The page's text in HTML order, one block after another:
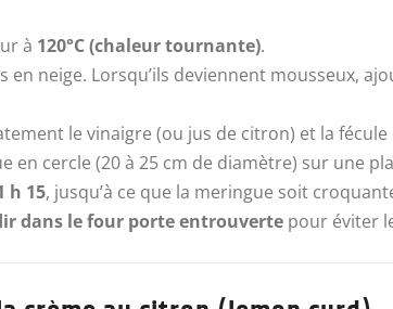
à 120°C (chaleur tournante).
en neige. Lorsqu’ils deviennent mousseux,
le vinaigre (ou jus de citron) et la
en cercle (20 à 25 cm de diamètre) sur une
h 15, jusqu’à ce que la meringue soit
dans le four porte entrouverte pour éviter